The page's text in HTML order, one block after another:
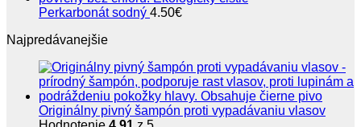
Perkarbonát sodný 4.50€
Najpredávanejšie
Originálny pivný šampón proti vypadávaniu vlasov